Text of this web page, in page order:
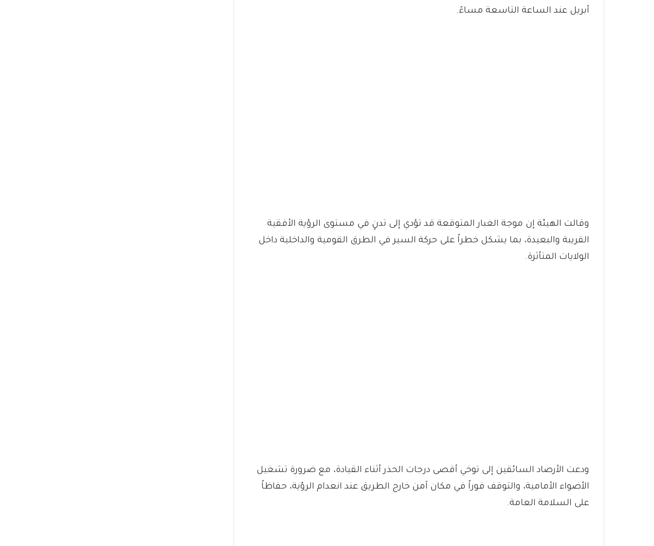
أبريل عند الساعة التاسعة مساءً.
وقالت الهيئة إن موجة الغبار المتوقعة قد تؤدي إلى تدنٍ في مستوى الرؤية الأفقية
القريبة والبعيدة، بما يشكل خطراً على حركة السير في الطرق القومية والداخلية داخل
الولايات المتأثرة.
ودعت الأرصاد السائقين إلى توخي أقصى درجات الحذر أثناء القيادة، مع ضرورة تشغيل
الأضواء الأمامية، والتوقف فوراً في مكان آمن خارج الطريق عند انعدام الرؤية، حفاظاً
على السلامة العامة.